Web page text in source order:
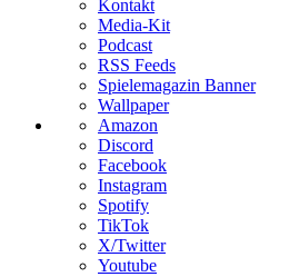
Kontakt
Media-Kit
Podcast
RSS Feeds
Spielemagazin Banner
Wallpaper
Amazon
Discord
Facebook
Instagram
Spotify
TikTok
X/Twitter
Youtube